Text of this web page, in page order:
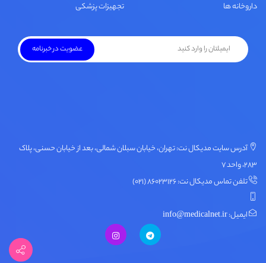
داروخانه ها
تجهیزات پزشکی
آدرس سایت مدیکال نت: تهران، خیابان سبلان شمالی، بعد از خیابان حسنی، پلاک
۲۸۳، واحد ۷
تلفن تماس مدیکال نت: ۸۶۰۲۳۱۲۶ (۰۲۱)
ایمیل: info@medicalnet.ir